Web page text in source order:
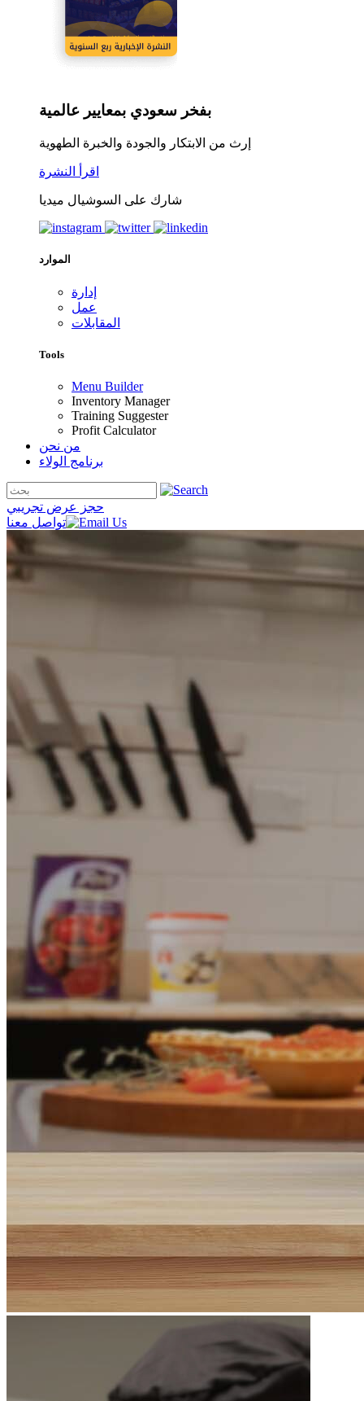
بفخر سعودي بمعايير عالمية
إرث من الابتكار والجودة والخبرة الطهوية
اقرأ النشرة
شارك على السوشيال ميديا
الموارد
إدارة
عمل
المقابلات
Tools
Menu Builder
Inventory Manager
Training Suggester
Profit Calculator
من نحن
برنامج الولاء
حجز عرض تجريبي
تواصل معنا